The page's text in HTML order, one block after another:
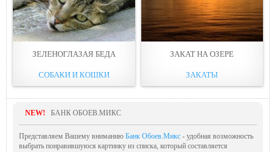
ЗЕЛЕНОГЛАЗАЯ БЕДА
СОБАКИ И КОШКИ
ЗАКАТ НА ОЗЕРЕ
ЗАКАТЫ
NEW! БАНК ОБОЕВ.МИКС
Представляем Вашему вниманию Банк Обоев.Микс - удобная возможность
выбрать понравившуюся картинку из списка, который составляется